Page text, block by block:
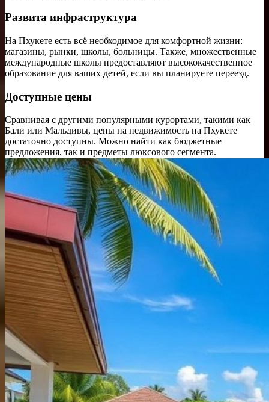
Развита инфраструктура
На Пхукете есть всё необходимое для комфортной жизни:
магазины, рынки, школы, больницы. Также, множественные
международные школы предоставляют высококачественное
образование для ваших детей, если вы планируете переезд.
Доступные цены
Сравнивая с другими популярными курортами, такими как
Бали или Мальдивы, цены на недвижимость на Пхукете
достаточно доступны. Можно найти как бюджетные
предложения, так и предметы люксового сегмента.